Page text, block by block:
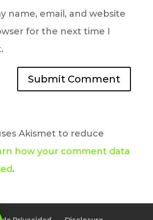
name, email, and website
for the next time I
Akismet to reduce
how your comment data
.